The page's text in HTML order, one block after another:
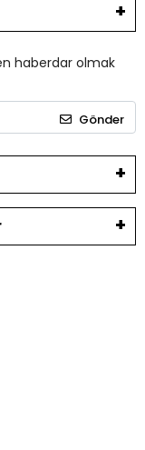
haberdar olmak
Gönder